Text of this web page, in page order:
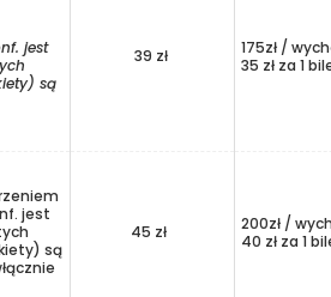
jest
są
39 zł
175zł /
35 zł za 1
jest
są
45 zł
200zł /
40 zł za 1